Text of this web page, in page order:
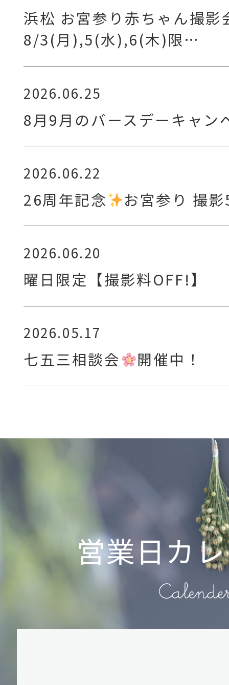
浜松 お宮参り赤ちゃん撮影
8/3(月),5(水),6(木)限…
2026.06.25
8月9月のバースデーキャン
2026.06.22
26周年記念 お宮参り 撮
2026.06.20
曜日限定【撮影料OFF!】
2026.05.17
七五三相談会 開催中！
営業日カ